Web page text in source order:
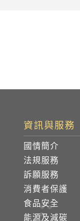
資訊與服務
國情簡介
法規服務
訴願服務
消費者保護
食品安全
能源及減碳